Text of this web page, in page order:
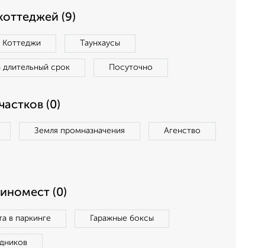
(9)
Коттеджи Таунхаусы
длительный срок Посуточно
(0)
Земля промназначения Агенство
(0)
в паркинге Гаражные боксы